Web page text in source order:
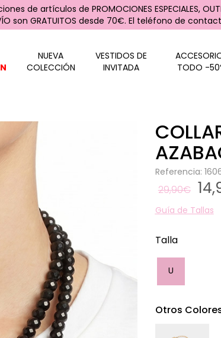
de artículos de PROMOCIONES ESPECIALES,
son GRATUITOS desde 70€. El teléfono de
NUEVA
COLECCIÓN
VESTIDOS DE
INVITADA
TODO -
Referencia:
29,90€
Guía de Tallas
Talla
U
Otros